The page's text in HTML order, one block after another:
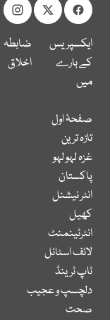
ایکسپریس
کے بارے
میں
ضابطہ
اخلاق
صفحۂ اول
تازہ ترین
غزہ لہو لہو
پاکستان
انٹر نیشنل
کھیل
انٹرٹینمنٹ
لائف اسٹائل
ٹاپ ٹرینڈ
دلچسپ و عجیب
صحت